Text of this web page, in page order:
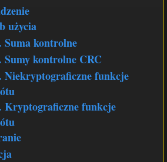
użycia
Suma kontrolne
Sumy kontrolne CRC
Niekryptograficzne funkcje
Kryptograficzne funkcje